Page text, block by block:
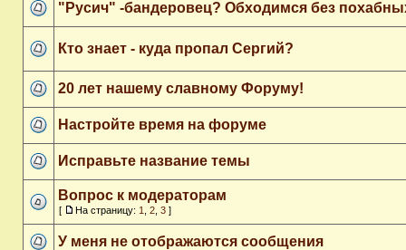
"Русич" -бандеровец? Обходимся без
Кто знает - куда пропал Сергий?
20 лет нашему славному Форуму!
Настройте время на форуме
Исправьте название темы
Вопрос к модераторам
[ На страницу: 1 2 3 ]
У меня не отображаются сообщения